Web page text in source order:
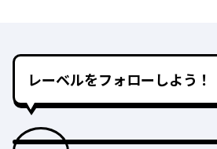
レーベルをフォローしよう！